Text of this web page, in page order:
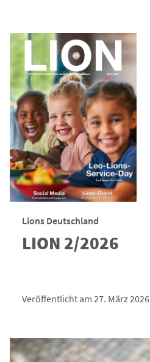
Lions Deutschland
LION 2/2026
Veröffentlicht am 27. März 2026